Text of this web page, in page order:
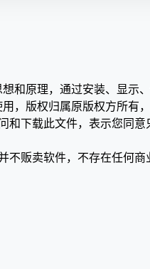
原理，通过安装、显示
，版权归属原版权方所
下载此文件，表示您同
贩卖软件，不存在任何